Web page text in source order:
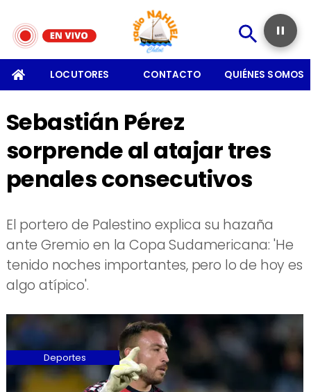
LOCUTORES CONTACTO QUIÉNES SOMOS
Sebastián Pérez
sorprende al atajar tres
penales consecutivos
El portero de Palestino explica su hazaña
ante Gremio en la Copa Sudamericana: 'He
tenido noches importantes, pero lo de hoy es
algo atípico'.
Deportes